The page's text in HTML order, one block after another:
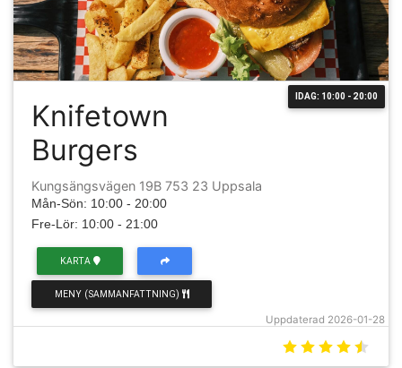
IDAG: 10:00 - 20:00
Knifetown
Burgers
Kungsängsvägen 19B 753 23 Uppsala
Mån-Sön: 10:00 - 20:00
Fre-Lör: 10:00 - 21:00
Uppdaterad 2026-01-28
KARTA
MENY (SAMMANFATTNING)